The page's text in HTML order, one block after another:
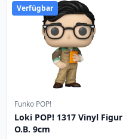
Verfügbar
Funko POP!
Loki POP! 1317 Vinyl Figur
O.B. 9cm